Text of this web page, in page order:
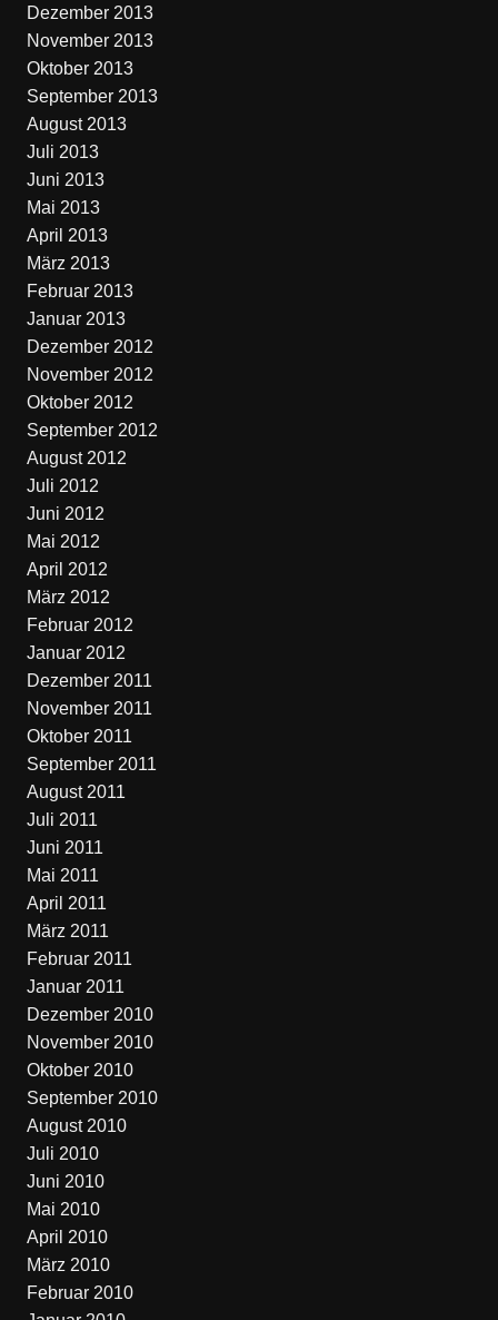
Dezember 2013
November 2013
Oktober 2013
September 2013
August 2013
Juli 2013
Juni 2013
Mai 2013
April 2013
März 2013
Februar 2013
Januar 2013
Dezember 2012
November 2012
Oktober 2012
September 2012
August 2012
Juli 2012
Juni 2012
Mai 2012
April 2012
März 2012
Februar 2012
Januar 2012
Dezember 2011
November 2011
Oktober 2011
September 2011
August 2011
Juli 2011
Juni 2011
Mai 2011
April 2011
März 2011
Februar 2011
Januar 2011
Dezember 2010
November 2010
Oktober 2010
September 2010
August 2010
Juli 2010
Juni 2010
Mai 2010
April 2010
März 2010
Februar 2010